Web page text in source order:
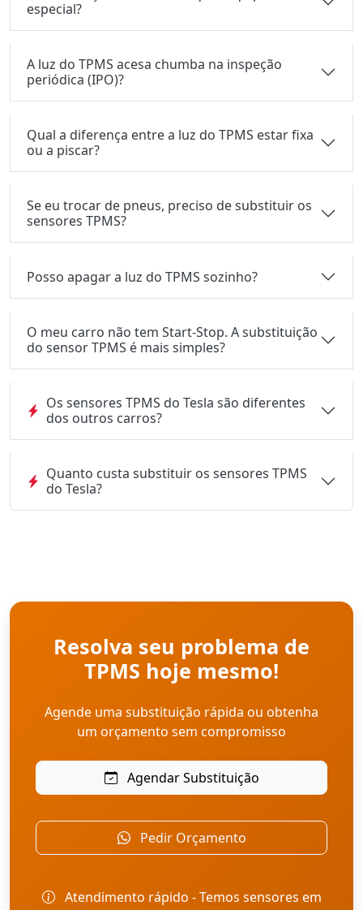
especial?
A luz do TPMS acesa chumba na inspeção
periódica (IPO)?
Qual a diferença entre a luz do TPMS estar fixa
ou a piscar?
Se eu trocar de pneus, preciso de substituir os
sensores TPMS?
Posso apagar a luz do TPMS sozinho?
O meu carro não tem Start-Stop. A substituição
do sensor TPMS é mais simples?
Os sensores TPMS do Tesla são diferentes
dos outros carros?
Quanto custa substituir os sensores TPMS
do Tesla?
Resolva seu problema de
TPMS hoje mesmo!
Agende uma substituição rápida ou obtenha
um orçamento sem compromisso
Agendar Substituição
Pedir Orçamento
Atendimento rápido - Temos sensores em